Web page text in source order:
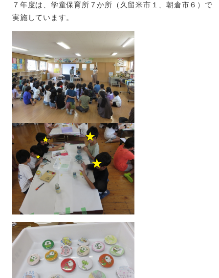
７年度は、学童保育所７か所（久留米市１、朝倉市６）で
実施しています。